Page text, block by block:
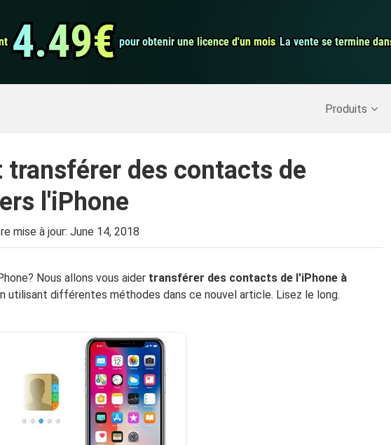
4.49€
4.49€ pour obtenir une licence d'un mois
pour obtenir une licence d'un mois La vente se termine
La vente se termine
Produits
données Android
avoir besoin: Récupérer les données supprimées
transférer des contacts de
l'iPhone
mise à jour: June 14, 2018
Nous allons vous aider transférer des contacts de l'iPhone à
utilisant différentes méthodes dans ce nouvel article. Lisez le long.